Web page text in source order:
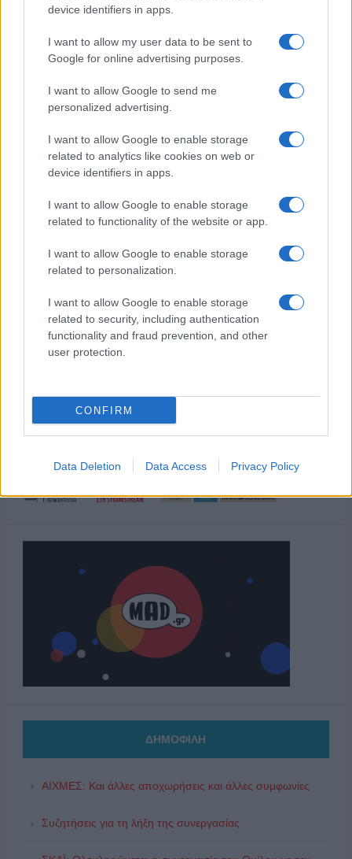
device identifiers in apps.
I want to allow my user data to be sent to
Google for online advertising purposes.
I want to allow Google to send me
personalized advertising.
I want to allow Google to enable storage
related to analytics like cookies on web or
device identifiers in apps.
I want to allow Google to enable storage
related to functionality of the website or app.
I want to allow Google to enable storage
related to personalization.
I want to allow Google to enable storage
related to security, including authentication
functionality and fraud prevention, and other
user protection.
CONFIRM
Data Deletion Data Access Privacy Policy
ΔΗΜΟΦΙΛΗ
ΑΙΧΜΕΣ: Και άλλες αποχωρήσεις και άλλες συμφωνίες
Συζητήσεις για τη λήξη της συνεργασίας